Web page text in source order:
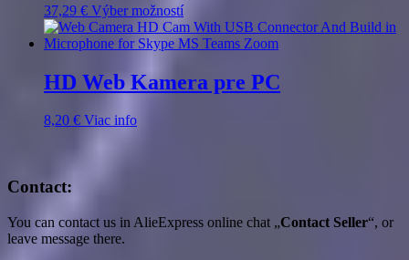
37,29 € Výber možnostíTento
produkt
má
Možnosti
HD Web Kamera pre PC
8,20 € Viac info
Contact:
You can contact us in AlieExpress online chat „Contact Seller“, or
leave message there.